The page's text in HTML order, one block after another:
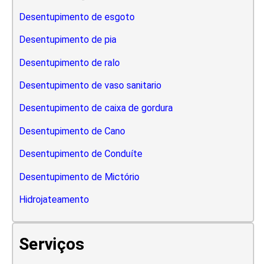
Desentupimento de esgoto
Desentupimento de pia
Desentupimento de ralo
Desentupimento de vaso sanitario
Desentupimento de caixa de gordura
Desentupimento de Cano
Desentupimento de Conduíte
Desentupimento de Mictório
Hidrojateamento
Serviços